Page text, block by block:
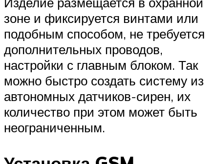
зоне и фиксируется винтами или
подобным способом, не требуется
дополнительных проводов,
настройки с главным блоком. Так
можно быстро создать систему из
автономных датчиков-сирен, их
количество при этом может быть
неограниченным.